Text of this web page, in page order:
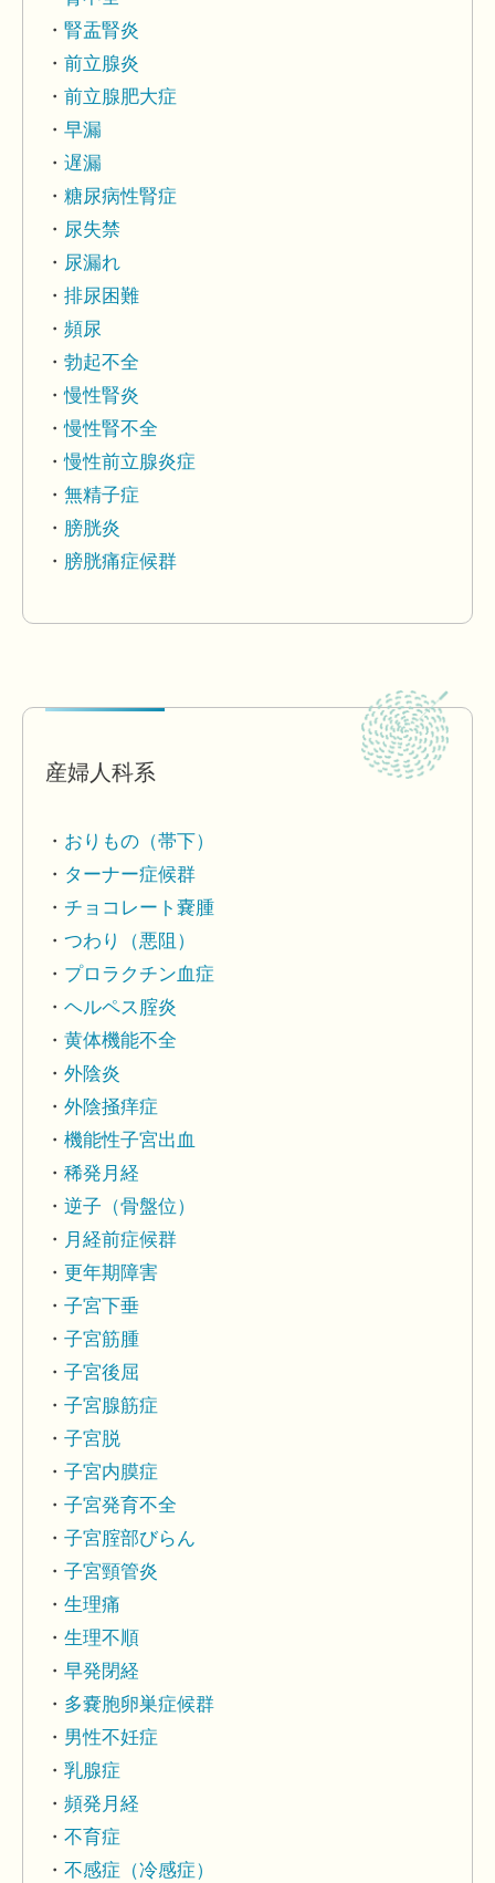
腎盂腎炎
前立腺炎
前立腺肥大症
早漏
遅漏
糖尿病性腎症
尿失禁
尿漏れ
排尿困難
頻尿
勃起不全
慢性腎炎
慢性腎不全
慢性前立腺炎症
無精子症
膀胱炎
膀胱痛症候群
産婦人科系
おりもの（帯下）
ターナー症候群
チョコレート嚢腫
つわり（悪阻）
プロラクチン血症
ヘルペス腟炎
黄体機能不全
外陰炎
外陰掻痒症
機能性子宮出血
稀発月経
逆子（骨盤位）
月経前症候群
更年期障害
子宮下垂
子宮筋腫
子宮後屈
子宮腺筋症
子宮脱
子宮内膜症
子宮発育不全
子宮腟部びらん
子宮頸管炎
生理痛
生理不順
早発閉経
多嚢胞卵巣症候群
男性不妊症
乳腺症
頻発月経
不育症
不感症（冷感症）